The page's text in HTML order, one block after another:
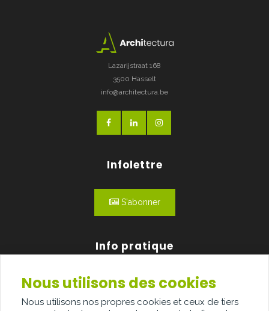
Lazarijstraat 168
3500 Hasselt
info@architectura.be
Infolettre
S'abonner
Info pratique
Qui sommes-nous?
Publicité
Nous utilisons des cookies
Nous utilisons nos propres cookies et ceux de tiers